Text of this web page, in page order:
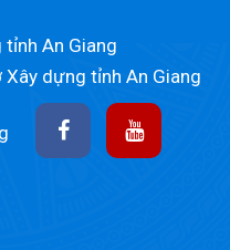
tỉnh An Giang
dựng tỉnh An Giang